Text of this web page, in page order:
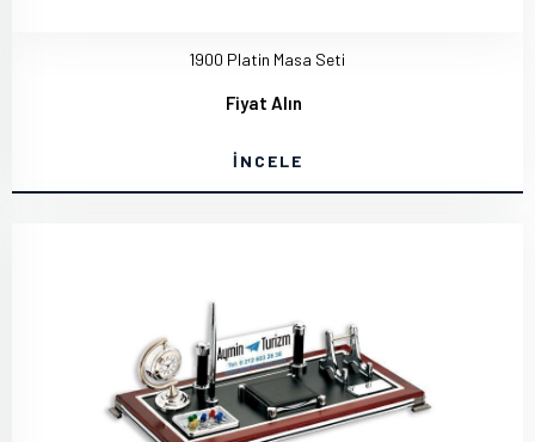
1900 Platin Masa Seti
Fiyat Alın
İNCELE